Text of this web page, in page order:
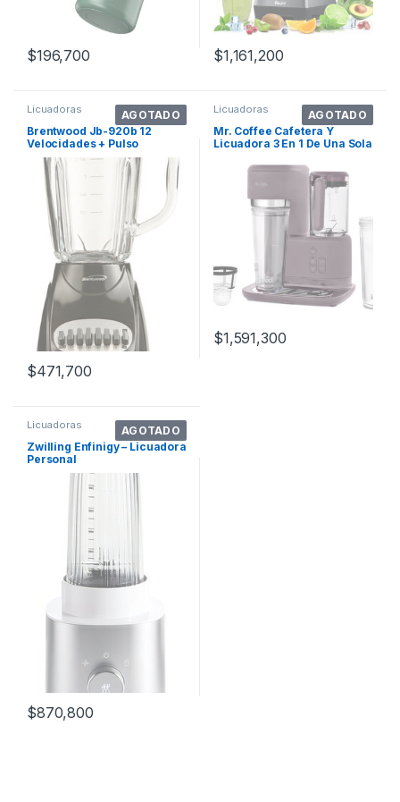
$196,700 $1,161,200
AGOTADO
Licuadoras
Brentwood Jb-920b 12
Velocidades + Pulso
Licuadora Con Tarro
$471,700
AGOTADO
Licuadoras
Mr. Coffee Cafetera Y
Licuadora 3 En 1 De Una Sola
$1,591,300
AGOTADO
Licuadoras
Zwilling Enfinigy – Licuadora
Personal
$870,800